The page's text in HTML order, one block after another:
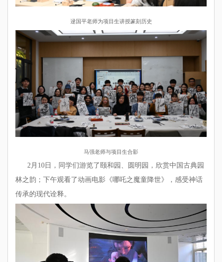
逯国平老师为项目生讲授篆刻历史
马强老师与项目生合影
2月10日，同学们游览了颐和园、圆明园，欣赏中国古典园
林之韵；下午观看了动画电影《哪吒之魔童降世》，感受神话
传承的现代诠释。